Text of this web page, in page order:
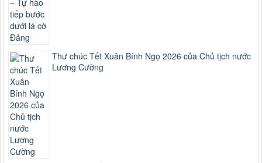
Thư chúc Tết Xuân Bính Ngọ 2026 của Chủ tịch nước
Lương Cường